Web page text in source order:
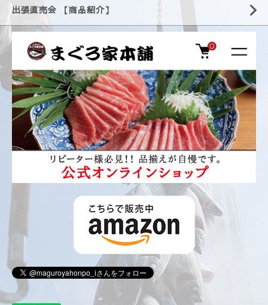
出張直売会 【商品紹介】